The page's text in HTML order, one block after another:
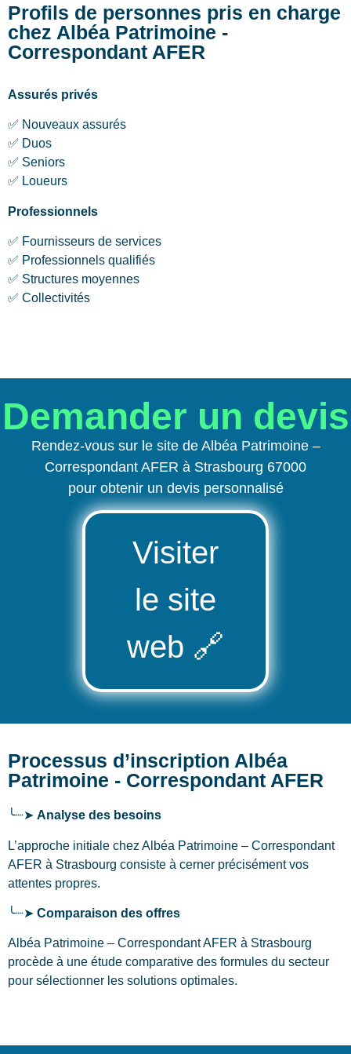
Profils de personnes pris en charge
chez Albéa Patrimoine -
Correspondant AFER
Assurés privés
✅ Nouveaux assurés
✅ Duos
✅ Seniors
✅ Loueurs
Professionnels
✅ Fournisseurs de services
✅ Professionnels qualifiés
✅ Structures moyennes
✅ Collectivités
Demander un devis
Rendez-vous sur le site de Albéa Patrimoine –
Correspondant AFER à Strasbourg 67000
pour obtenir un devis personnalisé
Visiter
le site
web 🔗
Processus d’inscription Albéa
Patrimoine - Correspondant AFER
╰┈➤ Analyse des besoins
L’approche initiale chez Albéa Patrimoine – Correspondant
AFER à Strasbourg consiste à cerner précisément vos
attentes propres.
╰┈➤ Comparaison des offres
Albéa Patrimoine – Correspondant AFER à Strasbourg
procède à une étude comparative des formules du secteur
pour sélectionner les solutions optimales.